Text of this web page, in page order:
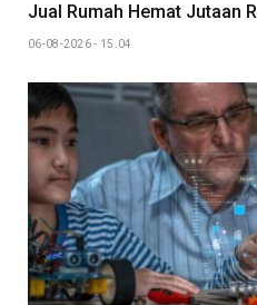
Jual Rumah Hemat Jutaan
06-08-2026 - 15.04